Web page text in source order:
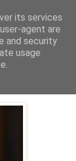
its services
agent are
and security
usage